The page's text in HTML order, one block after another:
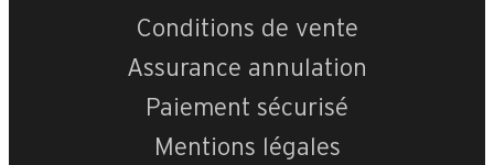
Conditions de vente
Assurance annulation
Paiement sécurisé
Mentions légales